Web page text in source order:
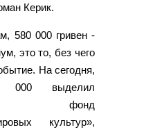
Керик.
580 000 гривен -
это то, без чего
На сегодня,
выделил
фонд
культур»,